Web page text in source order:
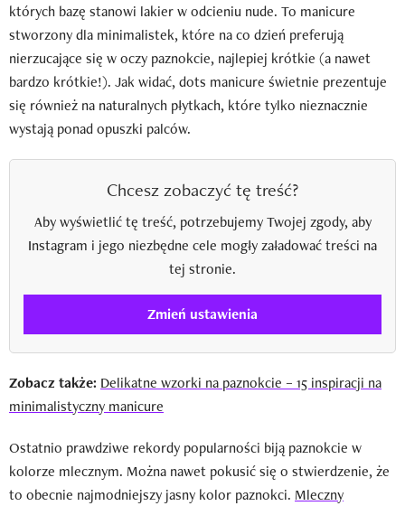
których bazę stanowi lakier w odcieniu nude. To manicure
stworzony dla minimalistek, które na co dzień preferują
nierzucające się w oczy paznokcie, najlepiej krótkie (a nawet
bardzo krótkie!). Jak widać, dots manicure świetnie prezentuje
się również na naturalnych płytkach, które tylko nieznacznie
wystają ponad opuszki palców.
Chcesz zobaczyć tę treść?
Aby wyświetlić tę treść, potrzebujemy Twojej zgody, aby
Instagram i jego niezbędne cele mogły załadować treści na
tej stronie.
Zmień ustawienia
Zobacz także: Delikatne wzorki na paznokcie – 15 inspiracji na
minimalistyczny manicure
Ostatnio prawdziwe rekordy popularności biją paznokcie w
kolorze mlecznym. Można nawet pokusić się o stwierdzenie, że
to obecnie najmodniejszy jasny kolor paznokci. Mleczny